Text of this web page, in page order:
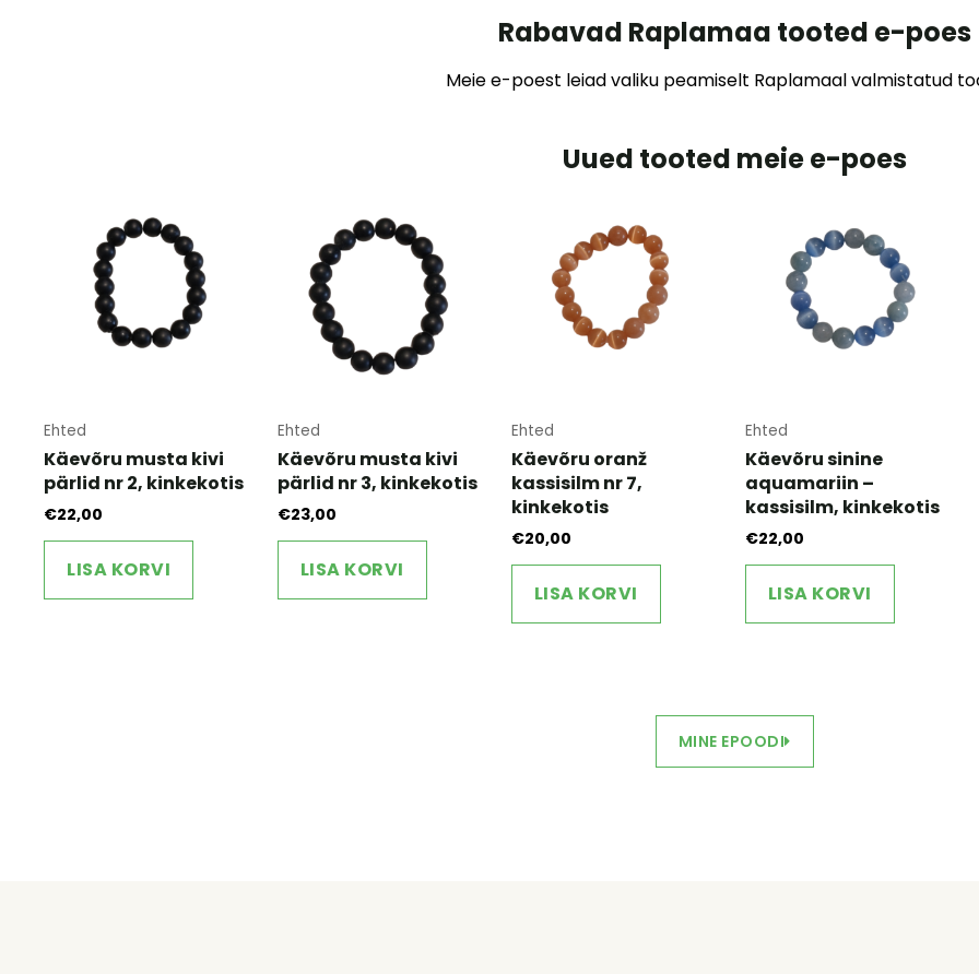
Rabavad Raplamaa tooted e-poes
Meie e-poest leiad valiku peamiselt Raplamaal valmistatud
Uued tooted meie e-poes
Ehted
Käevõru musta kivi
pärlid nr 2, kinkekotis
€22,00
LISA KORVI
Ehted
Käevõru musta kivi
pärlid nr 3, kinkekotis
€23,00
LISA KORVI
Ehted
Käevõru oranž
kassisilm nr 7,
kinkekotis
€20,00
LISA KORVI
Ehted
Käevõru sinine
aquamariin –
kassisilm, kinkekotis
€22,00
LISA KORVI
MINE EPOODI